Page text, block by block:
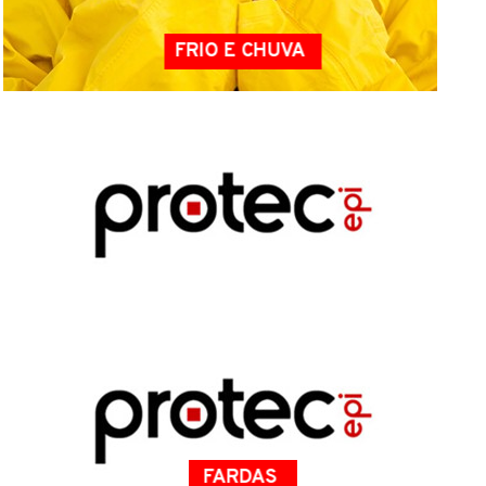
FRIO E CHUVA
BRINDES
FARDAS